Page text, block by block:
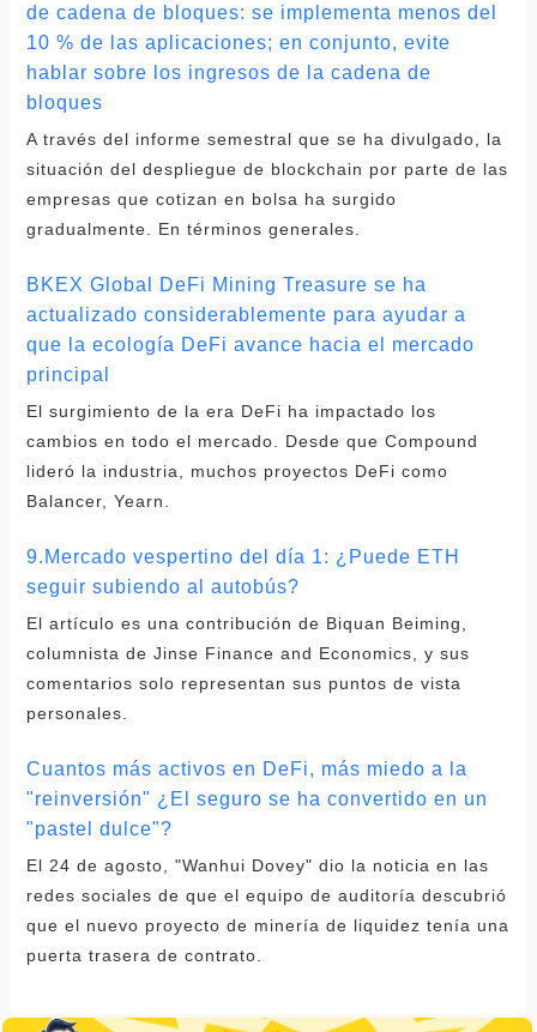
de cadena de bloques: se implementa menos del
10 % de las aplicaciones; en conjunto, evite
hablar sobre los ingresos de la cadena de
bloques
A través del informe semestral que se ha divulgado, la
situación del despliegue de blockchain por parte de las
empresas que cotizan en bolsa ha surgido
gradualmente. En términos generales.
BKEX Global DeFi Mining Treasure se ha
actualizado considerablemente para ayudar a
que la ecología DeFi avance hacia el mercado
principal
El surgimiento de la era DeFi ha impactado los
cambios en todo el mercado. Desde que Compound
lideró la industria, muchos proyectos DeFi como
Balancer, Yearn.
9.Mercado vespertino del día 1: ¿Puede ETH
seguir subiendo al autobús?
El artículo es una contribución de Biquan Beiming,
columnista de Jinse Finance and Economics, y sus
comentarios solo representan sus puntos de vista
personales.
Cuantos más activos en DeFi, más miedo a la
"reinversión" ¿El seguro se ha convertido en un
"pastel dulce"?
El 24 de agosto, "Wanhui Dovey" dio la noticia en las
redes sociales de que el equipo de auditoría descubrió
que el nuevo proyecto de minería de liquidez tenía una
puerta trasera de contrato.